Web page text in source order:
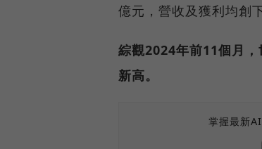
億元，營收及獲利均創
綜觀2024年前11個月
新高。
掌握最新